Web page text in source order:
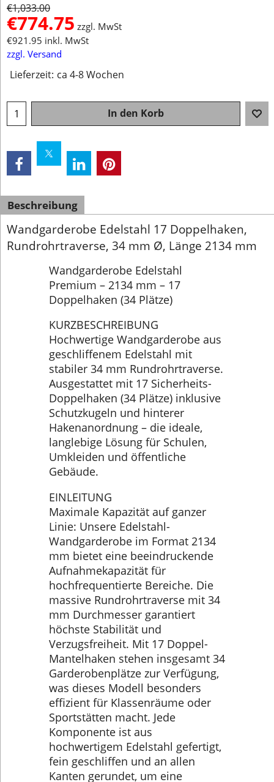
€1,033.00
€774.75 zzgl. MwSt
€921.95 inkl. MwSt
zzgl. Versand
Lieferzeit: ca 4-8 Wochen
In den Korb
Beschreibung
Wandgarderobe Edelstahl 17 Doppelhaken,
Rundrohrtraverse, 34 mm Ø, Länge 2134 mm
Wandgarderobe Edelstahl
Premium – 2134 mm – 17
Doppelhaken (34 Plätze)
KURZBESCHREIBUNG
Hochwertige Wandgarderobe aus
geschliffenem Edelstahl mit
stabiler 34 mm Rundrohrtraverse.
Ausgestattet mit 17 Sicherheits-
Doppelhaken (34 Plätze) inklusive
Schutzkugeln und hinterer
Hakenanordnung – die ideale,
langlebige Lösung für Schulen,
Umkleiden und öffentliche
Gebäude.
EINLEITUNG
Maximale Kapazität auf ganzer
Linie: Unsere Edelstahl-
Wandgarderobe im Format 2134
mm bietet eine beeindruckende
Aufnahmekapazität für
hochfrequentierte Bereiche. Die
massive Rundrohrtraverse mit 34
mm Durchmesser garantiert
höchste Stabilität und
Verzugsfreiheit. Mit 17 Doppel-
Mantelhaken stehen insgesamt 34
Garderobenplätze zur Verfügung,
was dieses Modell besonders
effizient für Klassenräume oder
Sportstätten macht. Jede
Komponente ist aus
hochwertigem Edelstahl gefertigt,
fein geschliffen und an allen
Kanten gerundet, um eine